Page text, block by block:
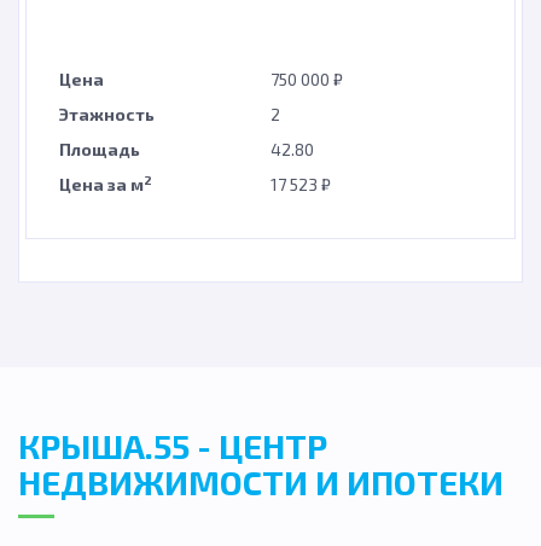
Цена
750 000 ₽
Этажность
2
Площадь
42.80
Цена за м2 17 523 ₽
КРЫША.55 - ЦЕНТР
НЕДВИЖИМОСТИ И ИПОТЕКИ